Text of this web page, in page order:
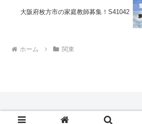
大阪府枚方市の家庭教師募集！S41042
ホーム 関東
© 2006-2026 家庭教師の求人募集｜